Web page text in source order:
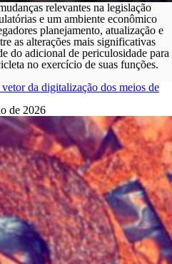
relevantes na legislação
e um ambiente econômico
planejamento, atualização e
as alterações mais significativas
do adicional de periculosidade para
no exercício de suas funções.
da digitalização dos meios de
de 2026